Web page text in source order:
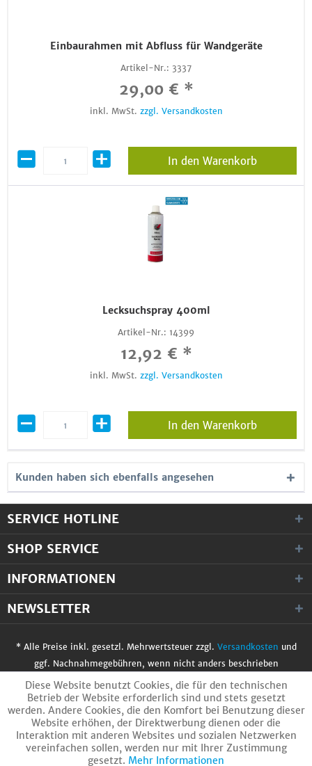
Einbaurahmen mit Abfluss für Wandgeräte
Artikel-Nr.: 3337
29,00 € *
inkl. MwSt. zzgl. Versandkosten
In den Warenkorb
Lecksuchspray 400ml
Artikel-Nr.: 14399
12,92 € *
inkl. MwSt. zzgl. Versandkosten
In den Warenkorb
Kunden haben sich ebenfalls angesehen
SERVICE HOTLINE
SHOP SERVICE
INFORMATIONEN
NEWSLETTER
* Alle Preise inkl. gesetzl. Mehrwertsteuer zzgl. Versandkosten und
ggf. Nachnahmegebühren, wenn nicht anders beschrieben
Diese Website benutzt Cookies, die für den technischen
Betrieb der Website erforderlich sind und stets gesetzt
werden. Andere Cookies, die den Komfort bei Benutzung dieser
Website erhöhen, der Direktwerbung dienen oder die
Interaktion mit anderen Websites und sozialen Netzwerken
vereinfachen sollen, werden nur mit Ihrer Zustimmung
gesetzt. Mehr Informationen